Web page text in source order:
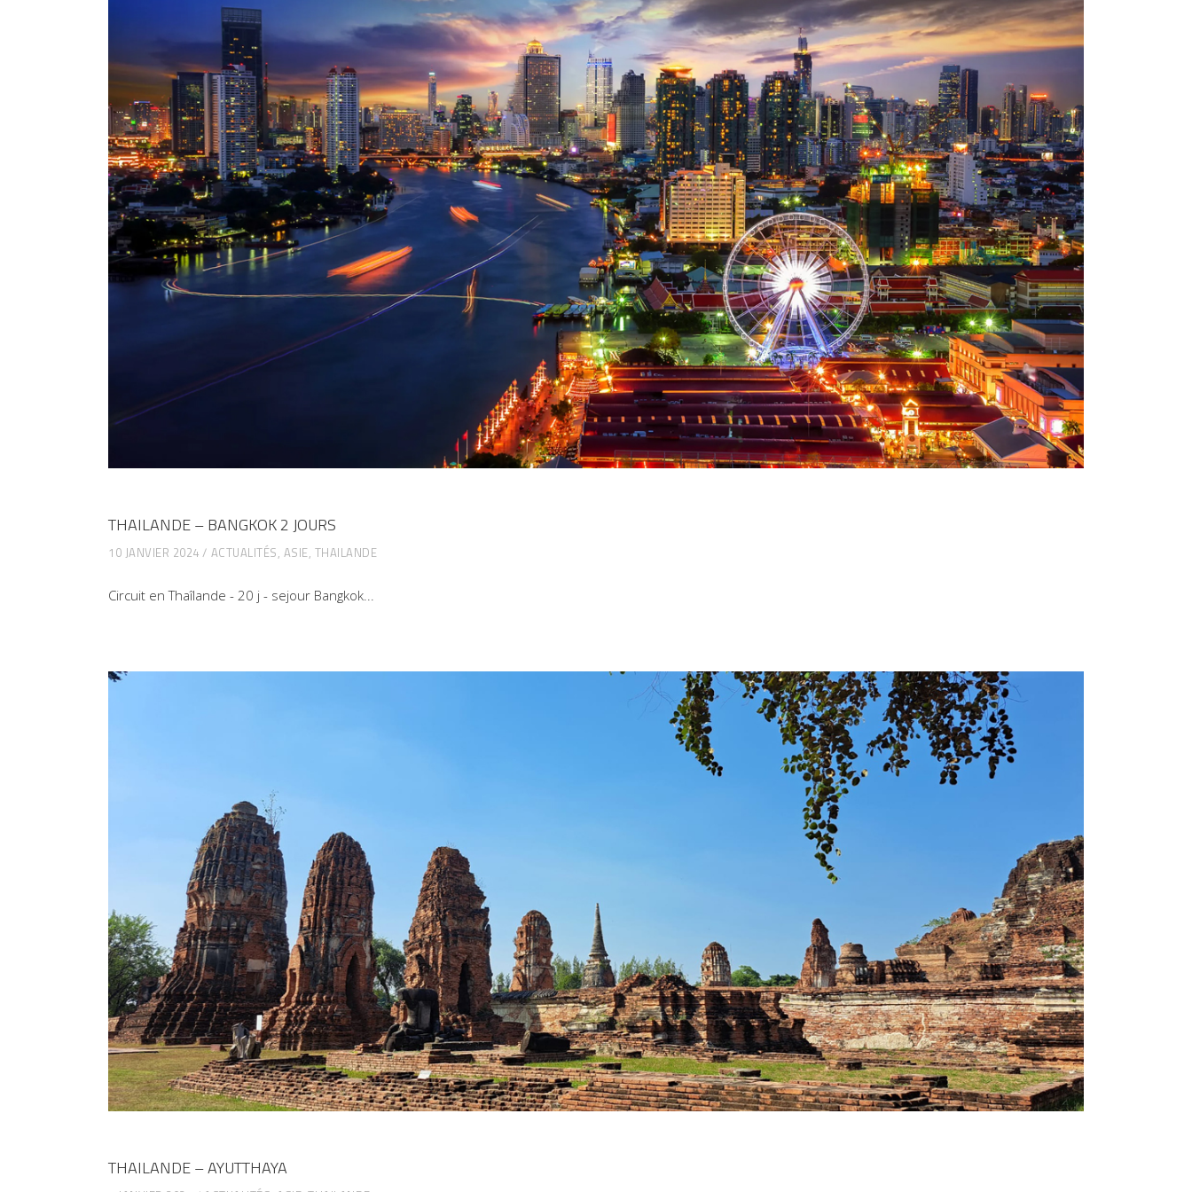
THAILANDE – BANGKOK 2 JOURS
10 JANVIER 2024 ACTUALITÉS, ASIE, THAILANDE
Circuit en Thaîlande - 20 j - sejour Bangkok
THAILANDE – AYUTTHAYA